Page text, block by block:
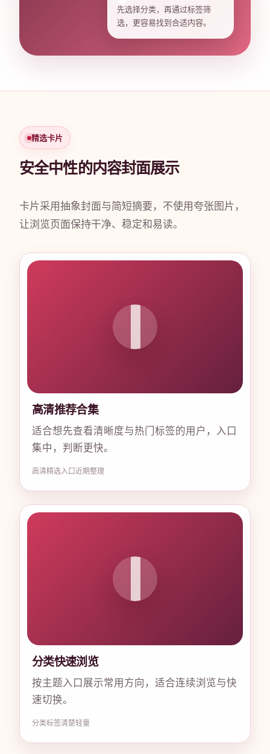
先选择分类，再通过标签筛
选，更容易找到合适内容。
精选卡片
安全中性的内容封面展示
卡片采用抽象封面与简短摘要，不使用夸张图片，
让浏览页面保持干净、稳定和易读。
高清推荐合集
适合想先查看清晰度与热门标签的用户，入口
集中，判断更快。
高清精选入口近期整理
分类快速浏览
按主题入口展示常用方向，适合连续浏览与快
速切换。
分类标签清楚轻量